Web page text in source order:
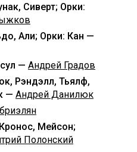
Сиверт; Орки:
Али; Орки: Кан —
— Андрей Градов
Рэндэлл, Тьялф,
— Андрей Данилюк
Мейсон;
Полонский